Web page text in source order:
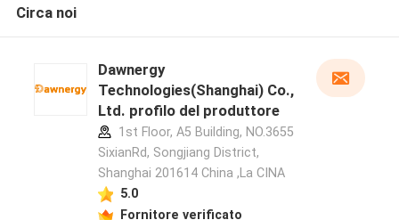
Circa noi
Dawnergy
Technologies(Shanghai) Co.,
Ltd. profilo del produttore
1st Floor, A5 Building, NO.3655
SixianRd, Songjiang District,
Shanghai 201614 China ,La CINA
5.0
Fornitore verificato